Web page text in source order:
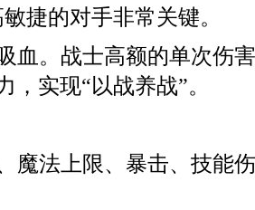
捷的对手非常关键。
血。战士高额的单次伤
，实现“以战养战”。
魔法上限、暴击、技能